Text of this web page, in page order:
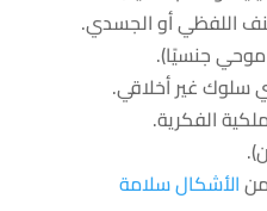
اللفظي أو الجسدي.
جنسيًا).
سلوك غير أخلاقي.
الفكرية.
الأشكال سلامة